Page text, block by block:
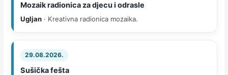
Mozaik radionica za djecu i odrasle
Ugljan · Kreativna radionica mozaika.
29.08.2026.
Sušička fešta